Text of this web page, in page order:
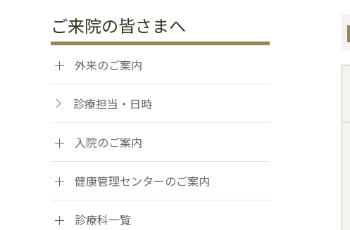
ご来院の皆さまへ
外来のご案内
診療担当・日時
入院のご案内
健康管理センターのご案内
診療科一覧